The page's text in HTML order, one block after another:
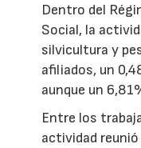
Dentro del
Social, la
silvicultura y
afiliados, un
aunque un
Entre los
actividad